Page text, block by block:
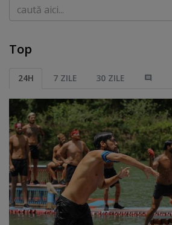
Caută
Top
24H 7 ZILE 30 ZILE